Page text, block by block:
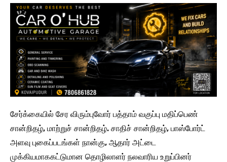
சேர்க்கையில் சேர விரும்புவோர் பத்தாம் வகுப்பு மதிப்பெண்
சான்றிதழ், மாற்றுச் சான்றிதழ். சாதிச் சான்றிதழ், பாஸ்போர்ட்
அளவு புகைப்படங்கள் நான்கு, ஆதார் அட்டை
முக்கியமாககட்டுமான தொழிலாளர் நலவாரிய உறுப்பினர்